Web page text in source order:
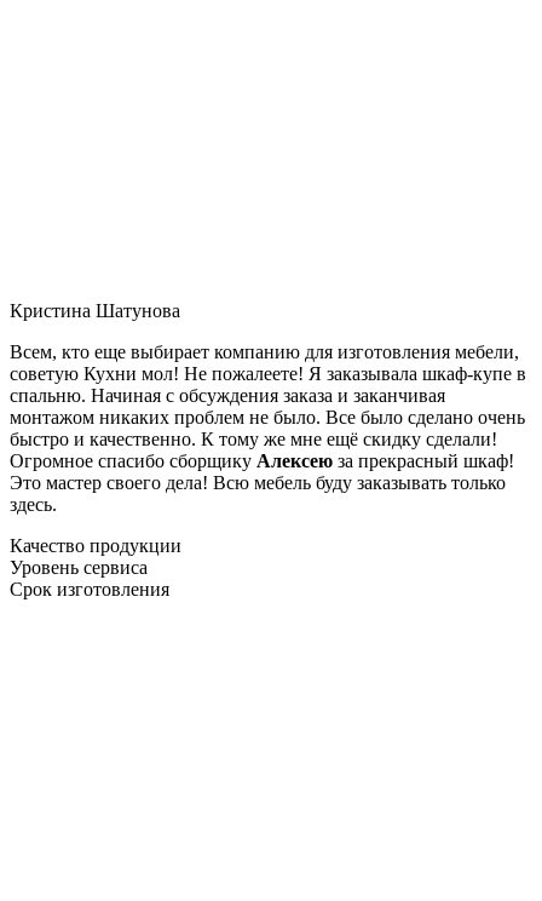
Кристина Шатунова
Всем, кто еще выбирает компанию для изготовления мебели,
советую Кухни мол! Не пожалеете! Я заказывала шкаф-купе в
спальню. Начиная с обсуждения заказа и заканчивая
монтажом никаких проблем не было. Все было сделано очень
быстро и качественно. К тому же мне ещё скидку сделали!
Огромное спасибо сборщику Алексею за прекрасный шкаф!
Это мастер своего дела! Всю мебель буду заказывать только
здесь.
Качество продукции
Уровень сервиса
Срок изготовления